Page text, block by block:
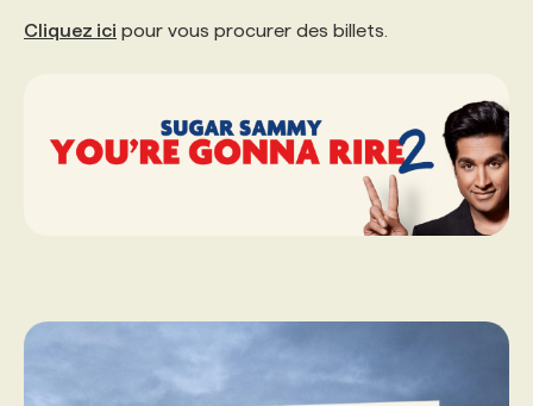
Cliquez ici pour vous procurer des billets.